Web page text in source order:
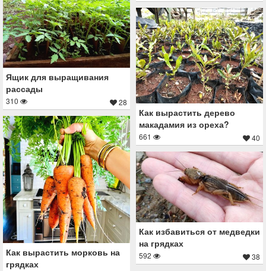
Ящик для выращивания
рассады
310 28
Как вырастить дерево
макадамия из ореха?
661 40
Как вырастить морковь на
грядках
Как избавиться от медведки
на грядках
592 38